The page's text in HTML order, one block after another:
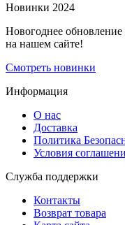
Новинки 2024
Новогоднее обновление
на нашем сайте!
Смотреть новинки
Информация
О нас
Доставка
Политика
Условия
Служба поддержки
Контакты
Возврат товара